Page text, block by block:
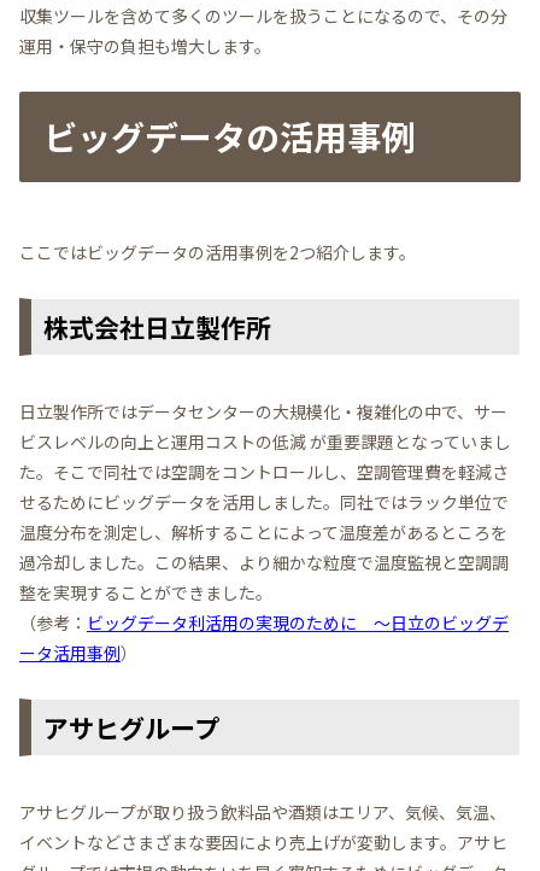
収集ツールを含めて多くのツールを扱うことになるので、その分
運用・保守の負担も増大します。
ビッグデータの活用事例
ここではビッグデータの活用事例を2つ紹介します。
株式会社日立製作所
日立製作所ではデータセンターの大規模化・複雑化の中で、サー
ビスレベルの向上と運用コストの低減 が重要課題となっていまし
た。そこで同社では空調をコントロールし、空調管理費を軽減さ
せるためにビッグデータを活用しました。同社ではラック単位で
温度分布を測定し、解析することによって温度差があるところを
過冷却しました。この結果、より細かな粒度で温度監視と空調調
整を実現することができました。
（参考： ビッグデータ利活用の実現のために ～日立のビッグデ
ータ活用事例）
アサヒグループ
アサヒグループが取り扱う飲料品や酒類はエリア、気候、気温、
イベントなどさまざまな要因により売上げが変動します。アサヒ